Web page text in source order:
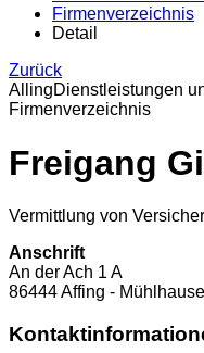
Firmenverzeichnis
Detail
Zurück
AllingDienstleistungen
Firmenverzeichnis
Freigang
Vermittlung von
Anschrift
An der Ach 1 A
86444Affing -